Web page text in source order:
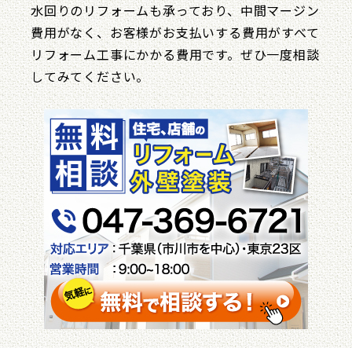
水回りのリフォームも承っており、中間マージン
費用がなく、お客様がお支払いする費用がすべて
リフォーム工事にかかる費用です。ぜひ一度相談
してみてください。